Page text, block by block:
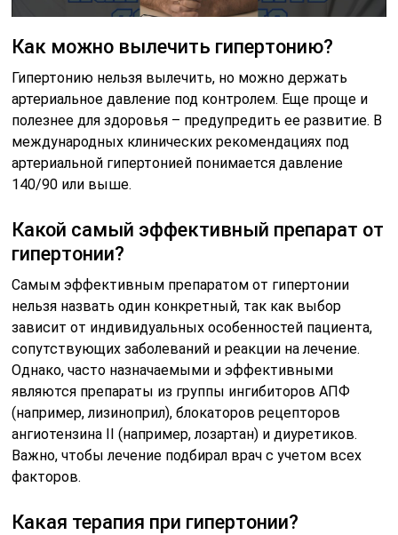
Как можно вылечить гипертонию?
Гипертонию нельзя вылечить, но можно держать
артериальное давление под контролем. Еще проще и
полезнее для здоровья – предупредить ее развитие. В
международных клинических рекомендациях под
артериальной гипертонией понимается давление
140/90 или выше.
Какой самый эффективный препарат от
гипертонии?
Самым эффективным препаратом от гипертонии
нельзя назвать один конкретный, так как выбор
зависит от индивидуальных особенностей пациента,
сопутствующих заболеваний и реакции на лечение.
Однако, часто назначаемыми и эффективными
являются препараты из группы ингибиторов АПФ
(например, лизиноприл), блокаторов рецепторов
ангиотензина II (например, лозартан) и диуретиков.
Важно, чтобы лечение подбирал врач с учетом всех
факторов.
Какая терапия при гипертонии?